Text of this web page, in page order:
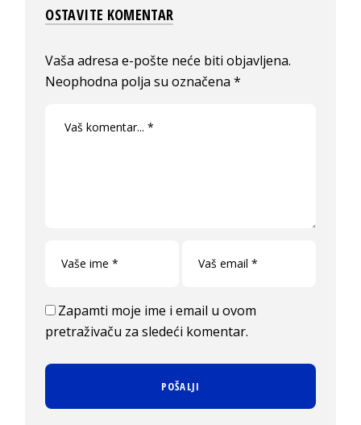
OSTAVITE KOMENTAR
Vaša adresa e-pošte neće biti objavljena.
Neophodna polja su označena*
Zapamti moje ime i email u ovom
pretraživaču za sledeći komentar.